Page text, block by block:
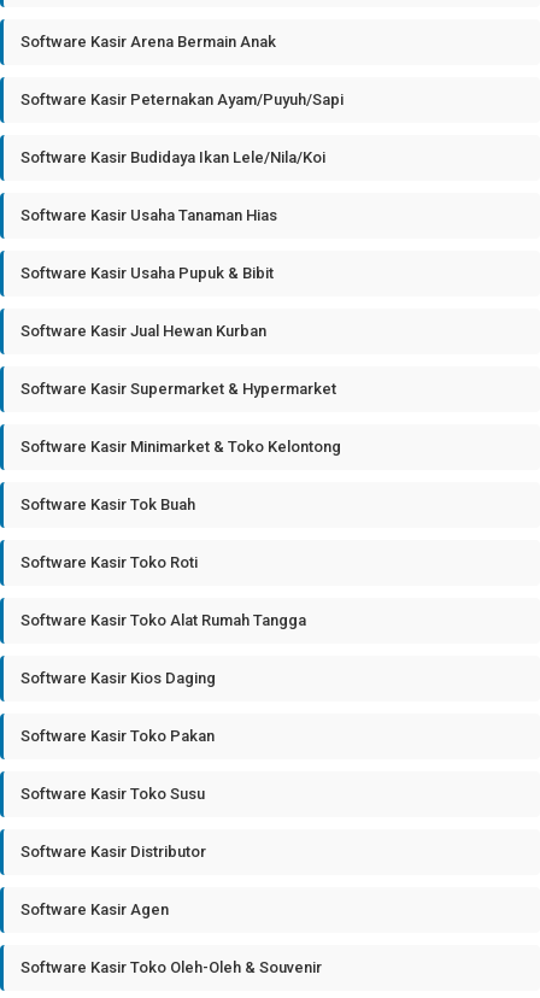
Software Kasir Arena Bermain Anak
Software Kasir Peternakan Ayam/Puyuh/Sapi
Software Kasir Budidaya Ikan Lele/Nila/Koi
Software Kasir Usaha Tanaman Hias
Software Kasir Usaha Pupuk & Bibit
Software Kasir Jual Hewan Kurban
Software Kasir Supermarket & Hypermarket
Software Kasir Minimarket & Toko Kelontong
Software Kasir Tok Buah
Software Kasir Toko Roti
Software Kasir Toko Alat Rumah Tangga
Software Kasir Kios Daging
Software Kasir Toko Pakan
Software Kasir Toko Susu
Software Kasir Distributor
Software Kasir Agen
Software Kasir Toko Oleh-Oleh & Souvenir